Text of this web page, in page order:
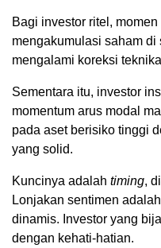
Bagi investor ritel,
mengakumulasi saham
mengalami koreksi
Sementara itu, investor
momentum arus modal
pada aset berisiko tinggi
yang solid.
Kuncinya adalah timing,
Lonjakan sentimen
dinamis. Investor yang
dengan kehati-hatian.